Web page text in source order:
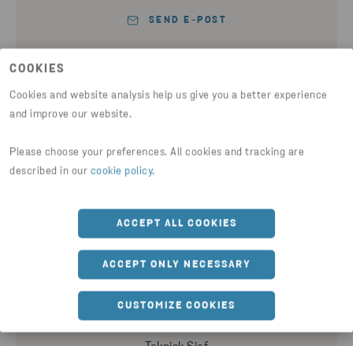
COOKIES
Cookies and website analysis help us give you a better experience
and improve our website.
Please choose your preferences. All cookies and tracking are
described in our cookie policy.
ACCEPT ALL COOKIES
ACCEPT ONLY NECESSARY
CUSTOMIZE COOKIES
SEND E-POST
THOMAS KOLBERG
SEND E-POST
MIKKEL MUNDAL